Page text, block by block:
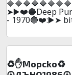
➤▶️❤️🔵Deep
- 1970🔵❤️:▶️➤
♻️✋Mopcko♻️